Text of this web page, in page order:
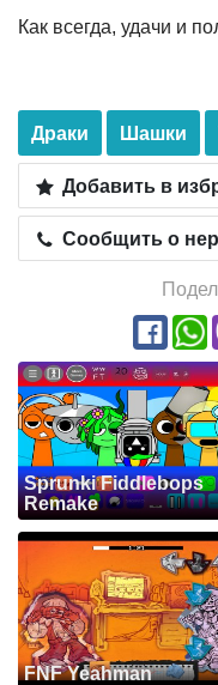
Как всегда, удачи и
Драки Шашки
Добавить в
Сообщить о
Sprunki Fiddlebops
Remake
FNF Yeahman